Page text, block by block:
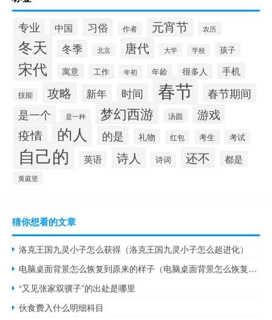
专业 中国 习俗 作者 元宵节 农历
冬天 冬季 北京 唐代 大学 学校 孩子
宋代 寓意 工作 年初 年龄 很多人 手机
技能 攻略 新年 时间 春节 春节期间
是一个 是一种 梦幻西游 汤圆 游戏
疫情 的人 的是 礼物 红包 考生 考试
自己的 英语 诗人 诗词 还不 都是
黄庭坚
猜你想看的文章
洛克王国九灵小子怎么获得（洛克王国九灵小子怎么超进化）
电脑桌面背景怎么恢复到原来的样子（电脑桌面背景怎么恢复原来的）
“又见张家双骥子”的出处是哪里
伙食费入什么明细科目